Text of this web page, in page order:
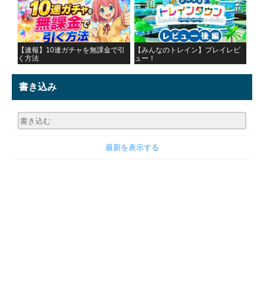
【速報】10連ガチャを無課金で引
く方法
【みんなのトレイン】プレイレビ
ュー！
書き込み
最新を表示する